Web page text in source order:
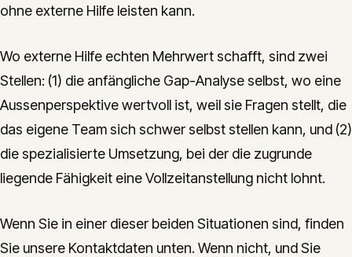
ohne externe Hilfe leisten kann.
Wo externe Hilfe echten Mehrwert schafft, sind zwei
Stellen: (1) die anfängliche Gap-Analyse selbst, wo eine
Aussenperspektive wertvoll ist, weil sie Fragen stellt, die
das eigene Team sich schwer selbst stellen kann, und (2)
die spezialisierte Umsetzung, bei der die zugrunde
liegende Fähigkeit eine Vollzeitanstellung nicht lohnt.
Wenn Sie in einer dieser beiden Situationen sind, finden
Sie unsere Kontaktdaten unten. Wenn nicht, und Sie